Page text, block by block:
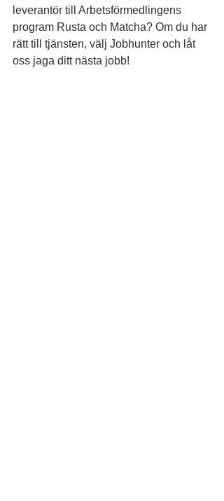
leverantör till Arbetsförmedlingens
program Rusta och Matcha? Om du har
rätt till tjänsten, välj Jobhunter och låt
oss jaga ditt nästa jobb!